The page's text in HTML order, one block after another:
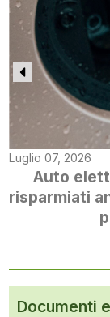
Luglio 07, 2026
Auto
risparmiati
Documenti